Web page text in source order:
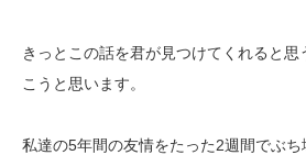
きっとこの話を君が見つけてくれると
こうと思います。
私達の5年間の友情をたった2週間でぶち